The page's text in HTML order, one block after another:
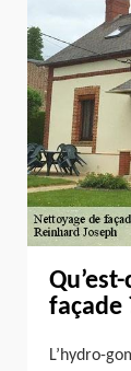
façade
L’hydro-